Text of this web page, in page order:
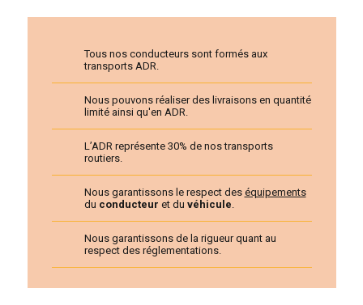
Tous nos conducteurs sont formés aux
transports ADR.
Nous pouvons réaliser des livraisons en quantité
limité ainsi qu'en ADR.
L’ADR représente 30% de nos transports
routiers.
Nous garantissons le respect des équipements
du conducteur et du véhicule.
Nous garantissons de la rigueur quant au
respect des réglementations.